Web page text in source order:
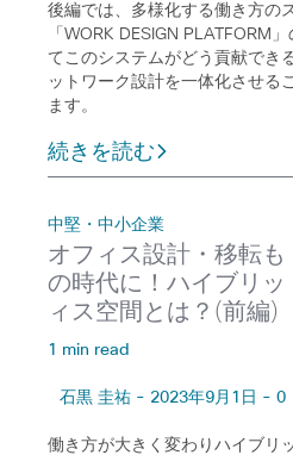
後編では、多様化する働き方の
「WORK DESIGN PLATFORM
てこのシステムがどう貢献でき
ットワーク設計を一体化させる
ます。
続きを読む
中堅・中小企業
オフィス設計・移転も
の時代に！ハイブリ
ィス空間とは？(前編)
1 min read
石黒 圭祐 - 2023年9月1日 - 0
働き方が大きく変わりハイブリ